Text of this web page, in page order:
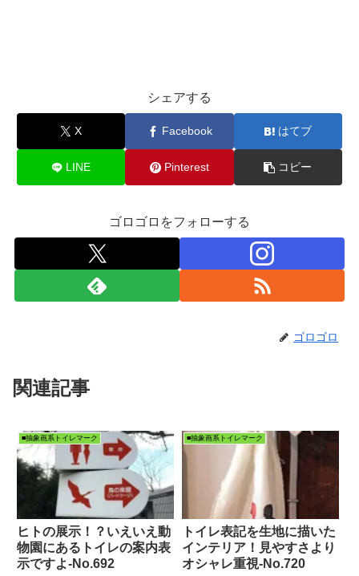
シェアする
X Facebook はてブ
LINE Pinterest コピー
ゴロゴロをフォローする
ゴロゴロ
関連記事
■抽象画系トイレマーク
ヒトの展示！？いえいえ動
物園にあるトイレの案内表
示ですよ‐No.692
■抽象画系トイレマーク
トイレ表記を生地に描いた
インテリア！見やすさより
オシャレ重視‐No.720